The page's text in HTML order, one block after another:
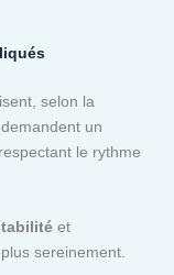
selon la
un
le rythme
et
sereinement.